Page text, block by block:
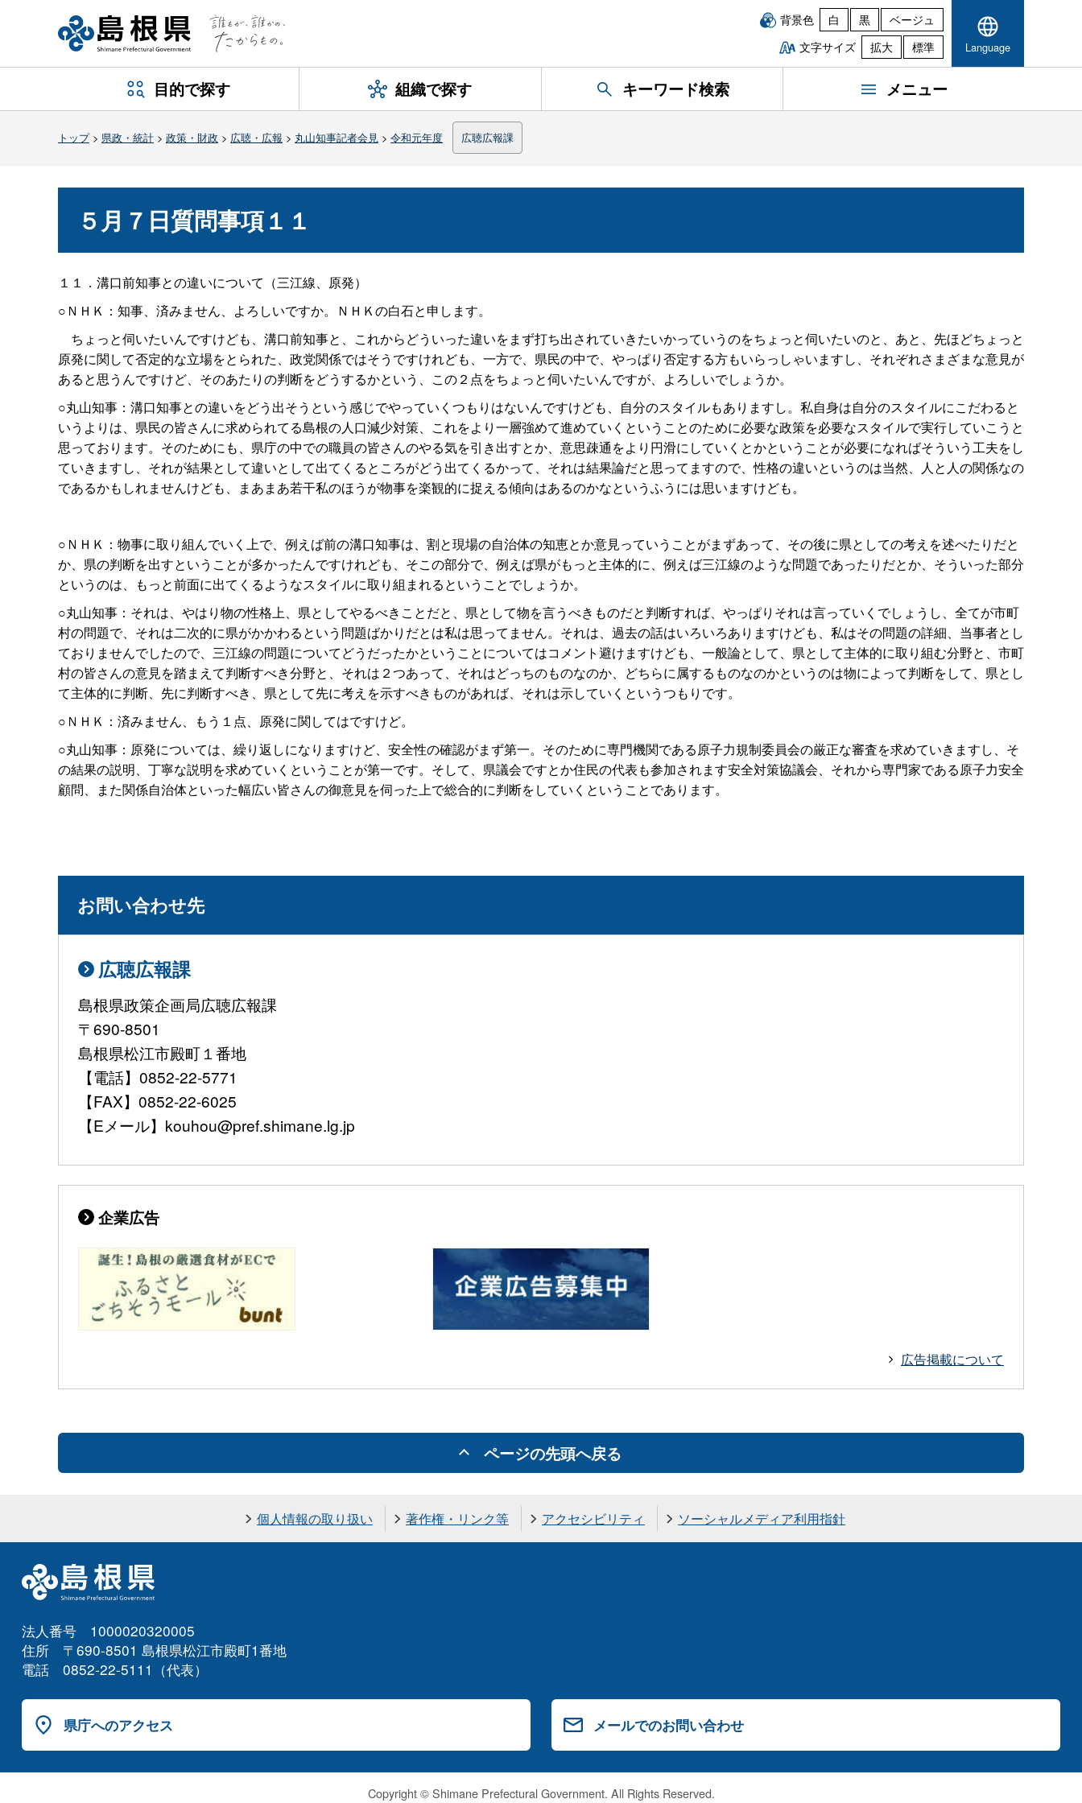
背景色 白 黒
ベージュ
文字サイズ
拡大 標準 Language
目的で探す 組織で探す キーワード検索 メニュー
トップ> 県政・統計 > 政策・財政 > 広聴・広報 > 丸山知事記者会見 > 令和元年度 広聴広報課
５月７日質問事項１１
１１．溝口前知事との違いについて（三江線、原発）
○ＮＨＫ：知事、済みません、よろしいですか。ＮＨＫの白石と申します。
ちょっと伺いたいんですけども、溝口前知事と、これからどういった違いをまず打ち出されていきたいかっていうのをちょっと伺いたいのと、あと、先ほどちょっと
原発に関して否定的な立場をとられた、政党関係ではそうですけれども、一方で、県民の中で、やっぱり否定する方もいらっしゃいますし、それぞれさまざまな意見が
あると思うんですけど、そのあたりの判断をどうするかという、この２点をちょっと伺いたいんですが、よろしいでしょうか。
○丸山知事：溝口知事との違いをどう出そうという感じでやっていくつもりはないんですけども、自分のスタイルもありますし。私自身は自分のスタイルにこだわると
いうよりは、県民の皆さんに求められてる島根の人口減少対策、これをより一層強めて進めていくということのために必要な政策を必要なスタイルで実行していこうと
思っております。そのためにも、県庁の中での職員の皆さんのやる気を引き出すとか、意思疎通をより円滑にしていくとかということが必要になればそういう工夫をし
ていきますし、それが結果として違いとして出てくるところがどう出てくるかって、それは結果論だと思ってますので、性格の違いというのは当然、人と人の関係なの
であるかもしれませんけども、まあまあ若干私のほうが物事を楽観的に捉える傾向はあるのかなというふうには思いますけども。
○ＮＨＫ：物事に取り組んでいく上で、例えば前の溝口知事は、割と現場の自治体の知恵とか意見っていうことがまずあって、その後に県としての考えを述べたりだと
か、県の判断を出すということが多かったんですけれども、そこの部分で、例えば県がもっと主体的に、例えば三江線のような問題であったりだとか、そういった部分
というのは、もっと前面に出てくるようなスタイルに取り組まれるということでしょうか。
○丸山知事：それは、やはり物の性格上、県としてやるべきことだと、県として物を言うべきものだと判断すれば、やっぱりそれは言っていくでしょうし、全てが市町
村の問題で、それは二次的に県がかかわるという問題ばかりだとは私は思ってません。それは、過去の話はいろいろありますけども、私はその問題の詳細、当事者とし
ておりませんでしたので、三江線の問題についてどうだったかということについてはコメント避けますけども、一般論として、県として主体的に取り組む分野と、市町
村の皆さんの意見を踏まえて判断すべき分野と、それは２つあって、それはどっちのものなのか、どちらに属するものなのかというのは物によって判断をして、県とし
て主体的に判断、先に判断すべき、県として先に考えを示すべきものがあれば、それは示していくというつもりです。
○ＮＨＫ：済みません、もう１点、原発に関してはですけど。
○丸山知事：原発については、繰り返しになりますけど、安全性の確認がまず第一。そのために専門機関である原子力規制委員会の厳正な審査を求めていきますし、そ
の結果の説明、丁寧な説明を求めていくということが第一です。そして、県議会ですとか住民の代表も参加されます安全対策協議会、それから専門家である原子力安全
顧問、また関係自治体といった幅広い皆さんの御意見を伺った上で総合的に判断をしていくということであります。
お問い合わせ先
広聴広報課
島根県政策企画局広聴広報課
〒690-8501
島根県松江市殿町１番地
【電話】0852-22-5771
【FAX】0852-22-6025
【Eメール】kouhou@pref.shimane.lg.jp
企業広告
広告掲載について
ページの先頭へ戻る
個人情報の取り扱い 著作権・リンク等 アクセシビリティ ソーシャルメディア利用指針
法人番号 1000020320005
住所 〒690-8501 島根県松江市殿町1番地
電話 0852-22-5111（代表）
県庁へのアクセス メールでのお問い合わせ
Copyright © Shimane Prefectural Government. All Rights Reserved.